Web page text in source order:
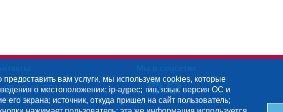
просп. Победы, д. 13
(35-32) 91-21-11
вам услуги, мы используем cookies, которые
о местоположении; ip-адрес; тип, язык, версия ОС и
его экрана; источник, откуда пришел на сайт пользователь;